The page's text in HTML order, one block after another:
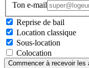
Ton e-mail
Reprise de bail
Location classique
Sous-location
Colocation
Commencer à recevoir les